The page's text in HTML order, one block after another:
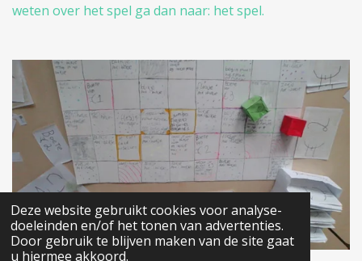
Deze website gebruikt cookies voor analyse-
doeleinden en/of het tonen van advertenties.
Door gebruik te blijven maken van de site gaat
u hiermee akkoord.
weten over het spel ga dan naar: het spel.